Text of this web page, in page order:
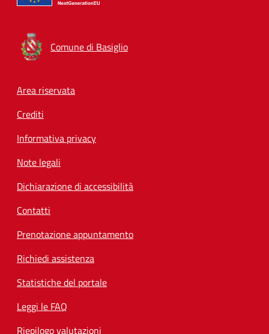
Comune di Basiglio
Footer menu
Area riservata
Crediti
Informativa privacy
Note legali
Dichiarazione di accessibilità
Contatti
Prenotazione appuntamento
Richiedi assistenza
Statistiche del portale
Leggi le FAQ
Riepilogo valutazioni